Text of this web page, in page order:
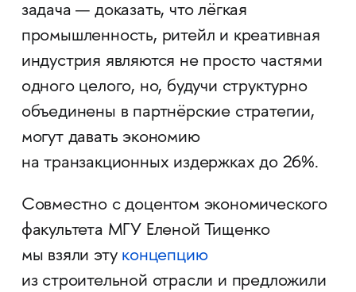
задача — доказать, что лёгкая
промышленность, ритейл и креативная
индустрия являются не просто частями
одного целого, но, будучи структурно
объединены в партнёрские стратегии,
могут давать экономию
на транзакционных издержках до 26%.
Совместно с доцентом экономического
факультета МГУ Еленой Тищенко
мы взяли эту концепцию
из строительной отрасли и предложили